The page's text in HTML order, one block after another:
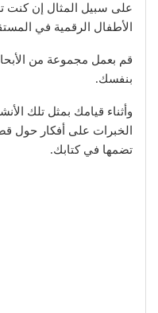
على سبيل المثال إن كنت
الأطفال الرقمية في
قم بعمل مجموعة من
بنفسك.
وأثناء قيامك بمثل تلك
الخبرات على أفكار حول
تضمها في كتابك.